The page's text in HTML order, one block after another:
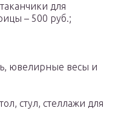
для
– 500 руб.;
ювелирные весы и
стул, стеллажи для